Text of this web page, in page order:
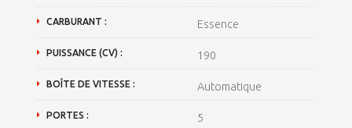
CARBURANT : Essence
PUISSANCE (CV) : 190
BOÎTE DE VITESSE : Automatique
PORTES : 5